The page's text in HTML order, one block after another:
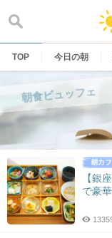
content
TOP 今日の朝
朝食ビュッフェ
【銀
で豪